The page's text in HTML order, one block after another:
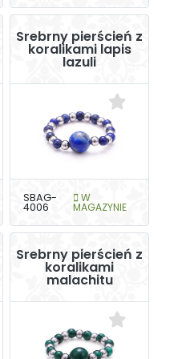
Srebrny pierścień z
koralikami lapis
lazuli
SBAG-
4006
W
MAGAZYNIE
Srebrny pierścień z
koralikami
malachitu